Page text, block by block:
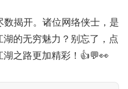
揭开。诸位网络侠士，是
的无穷魅力？别忘了，点
之路更加精彩！👍💬👀